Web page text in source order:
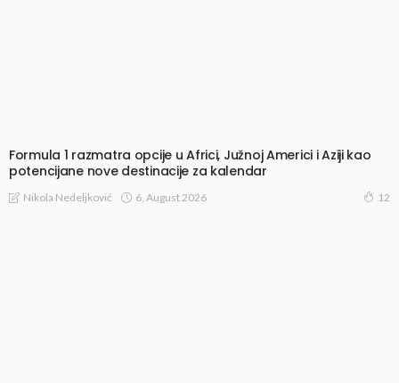
Formula 1 razmatra opcije u Africi, Južnoj Americi i Aziji kao
potencijane nove destinacije za kalendar
Nikola Nedeljković 6, August 2026 12